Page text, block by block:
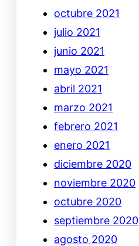
octubre 2021
julio 2021
junio 2021
mayo 2021
abril 2021
marzo 2021
febrero 2021
enero 2021
diciembre 2020
noviembre 2020
octubre 2020
septiembre 2020
agosto 2020